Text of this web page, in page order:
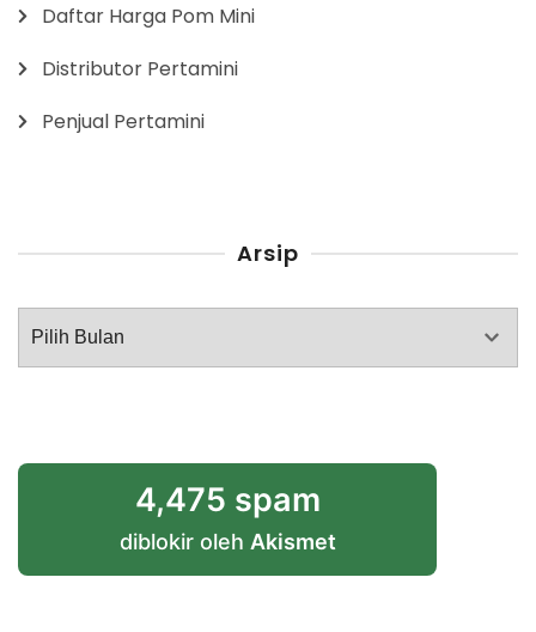
Daftar Harga Pom Mini
Distributor Pertamini
Penjual Pertamini
Arsip
Arsip
4,475 spam
diblokir oleh Akismet